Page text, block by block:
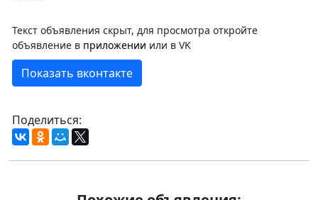
Текст объявления скрыт, для просмотра откройте
объявление в приложении или в VK
Показать вконтакте
Поделиться: